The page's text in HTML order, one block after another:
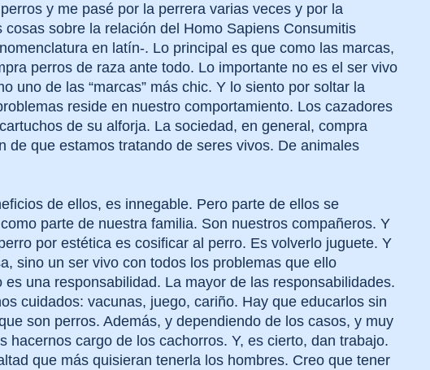
y me pasé por la perrera varias veces y por la
cosas sobre la relación del Homo Sapiens Consumitis
en latín-. Lo principal es que como las marcas,
perros de raza ante todo. Lo importante no es el ser vivo
uno de las “marcas” más chic. Y lo siento por soltar la
reside en nuestro comportamiento. Los cazadores
de su alforja. La sociedad, en general, compra
que estamos tratando de seres vivos. De animales
de ellos, es innegable. Pero parte de ellos se
parte de nuestra familia. Son nuestros compañeros. Y
por estética es cosificar al perro. Es volverlo juguete. Y
sino un ser vivo con todos los problemas que ello
una responsabilidad. La mayor de las responsabilidades.
cuidados: vacunas, juego, cariño. Hay que educarlos sin
son perros. Además, y dependiendo de los casos, y muy
hacernos cargo de los cachorros. Y, es cierto, dan trabajo.
que más quisieran tenerla los hombres. Creo que tener